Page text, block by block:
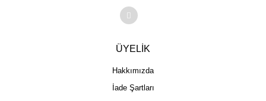
ÜYELİK
Hakkımızda
İade Şartları